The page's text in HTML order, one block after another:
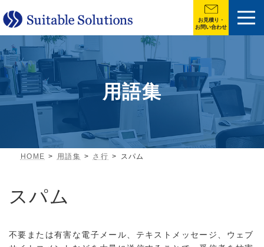
お見積り・
お問い合わせ
用語集
HOME 用語集 さ行 スパム
スパム
不要または有害な電子メール、テキストメッセージ、ウェブ